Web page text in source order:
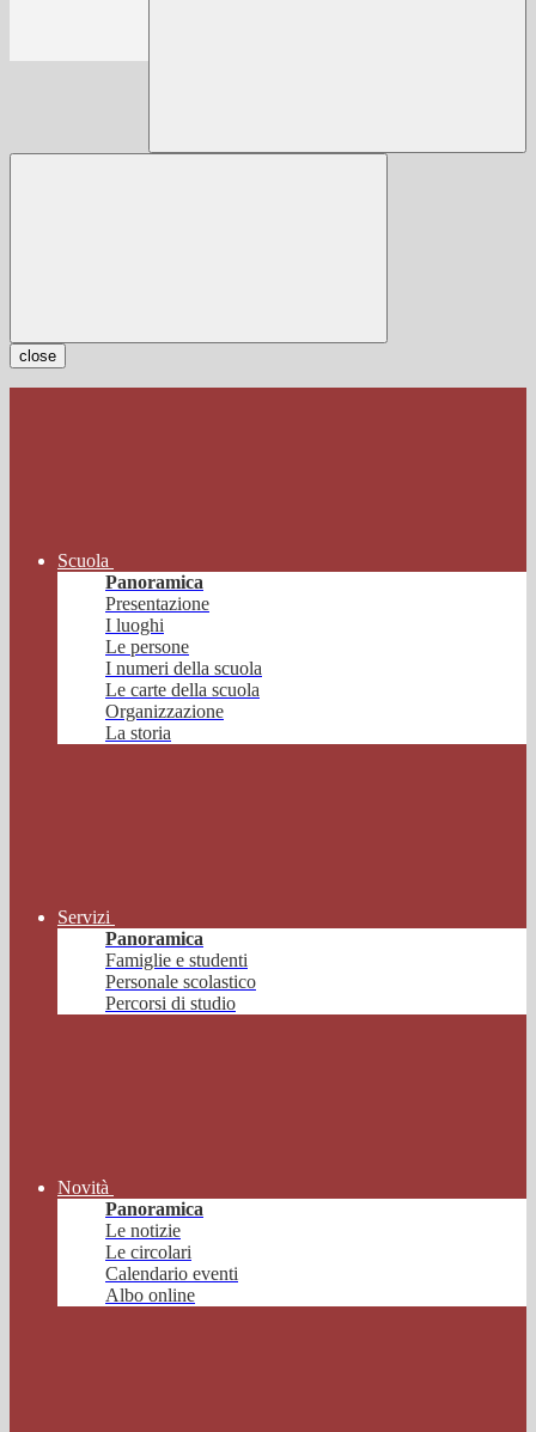
close
Scuola
Panoramica
Presentazione
I luoghi
Le persone
I numeri della scuola
Le carte della scuola
Organizzazione
La storia
Servizi
Panoramica
Famiglie e studenti
Personale scolastico
Percorsi di studio
Novità
Panoramica
Le notizie
Le circolari
Calendario eventi
Albo online